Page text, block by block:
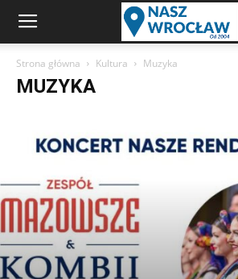
Strona główna Kultura Muzyka
MUZYKA